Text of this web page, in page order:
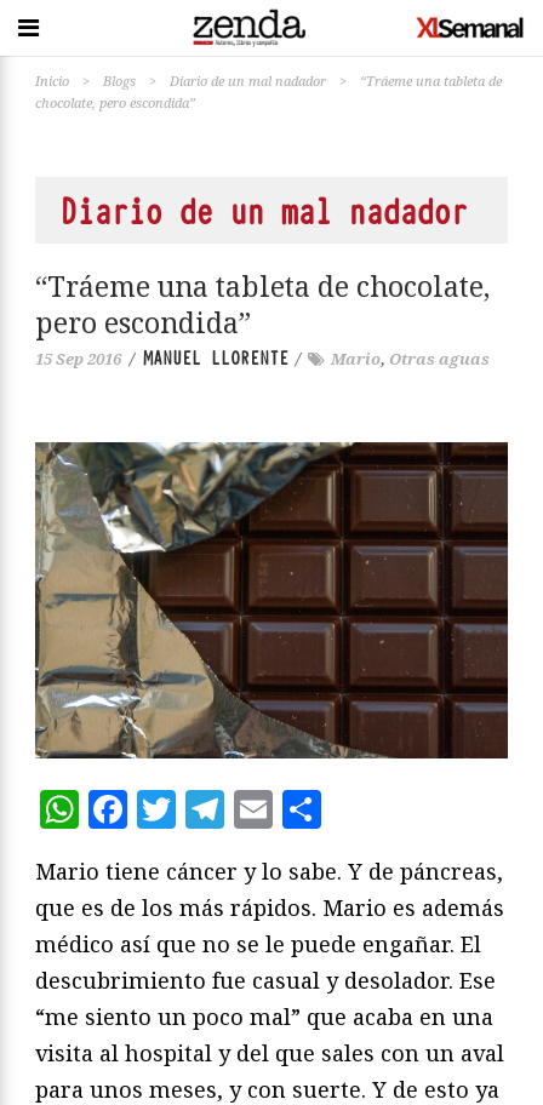
Inicio > Blogs > Diario de un mal nadador >
“Tráeme una tableta de
chocolate, pero escondida”
Diario de un mal nadador
“Tráeme una tableta de chocolate,
pero escondida”
15 Sep 2016 / MANUEL LLORENTE / Mario, Otras aguas
WhatsApp
Facebook
Twitter
Telegram
Email
Mario tiene cáncer y lo sabe. Y de páncreas,
que es de los más rápidos. Mario es además
médico así que no se le puede engañar. El
descubrimiento fue casual y desolador. Ese
“me siento un poco mal” que acaba en una
visita al hospital y del que sales con un aval
para unos meses, y con suerte. Y de esto ya